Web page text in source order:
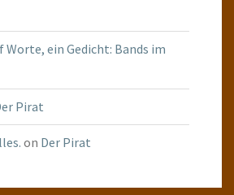
Worte, ein Gedicht: Bands im
Pirat
on Der Pirat